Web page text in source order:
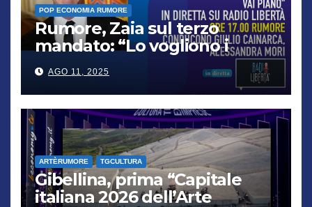
POP ECONOMIA RUMORE
Rumore, Zaia sul terzo
mandato: “Lo vogliono i
cittadini, chi non lo capisce
verrà punito”
AGO 11, 2025
ARTÈRUMORE TGCULTURA
Gibellina, prima “Capitale
italiana 2026 dell’Arte